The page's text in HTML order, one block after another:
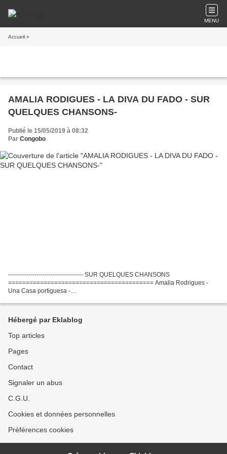
MENU
Accueil »
AMALIA RODIGUES - LA DIVA DU FADO - SUR
QUELQUES CHANSONS-
Publié le 15/05/2019 à 08:32
Par Congobo
------------------------------------- SUR QUELQUES CHANSONS
========================================= Amalia Rodrigues -
Una Casa portiguesa -
========== La maison sur le port Amalia Rodrigues...
Hébergé par Eklablog
Top articles
Pages
Contact
Signaler un abus
C.G.U.
Cookies et données personnelles
Préférences cookies